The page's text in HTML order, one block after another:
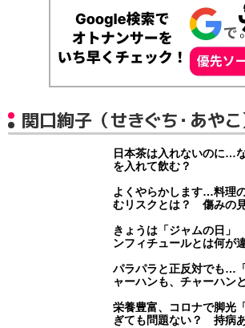
関口絢子（せきぐち・あや
日本茶は入れないのに…
を入れて飲む？
よくやらかします…料理
むリスクとは？ 傷みの
きょうは「ジャムの日」
ンフィチュールとは何が
パラパラと正反対でも…
ャーハンも、チャーハン
栄養豊富、コロナで脚
ぎても問題ない？ 持病